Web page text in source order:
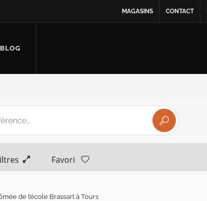
MAGASINS CONTACT
BLOG
Favori
de l’école Brassart à Tours